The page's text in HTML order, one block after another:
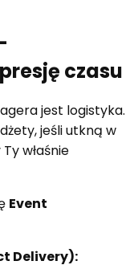
czasu
jest logistyka.
jeśli utkną w
właśnie
Event
Delivery):